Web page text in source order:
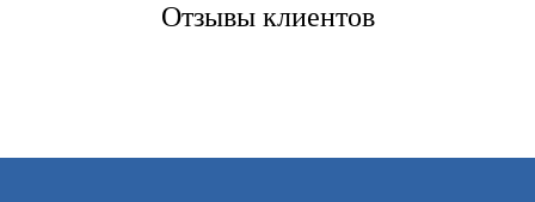
Отзывы клиентов